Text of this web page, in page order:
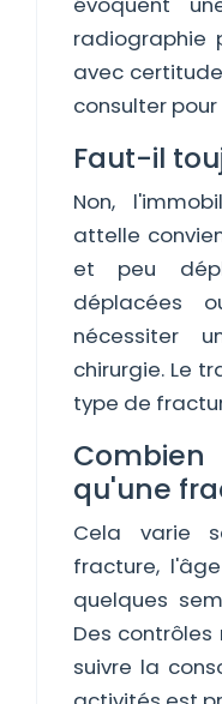
radiographie
avec
consulter
Faut-il
Non,
attelle
et peu
déplacées
nécessiter
chirurgie. Le
type de
qu'une
Cela varie
fracture,
quelques
Des
suivre la